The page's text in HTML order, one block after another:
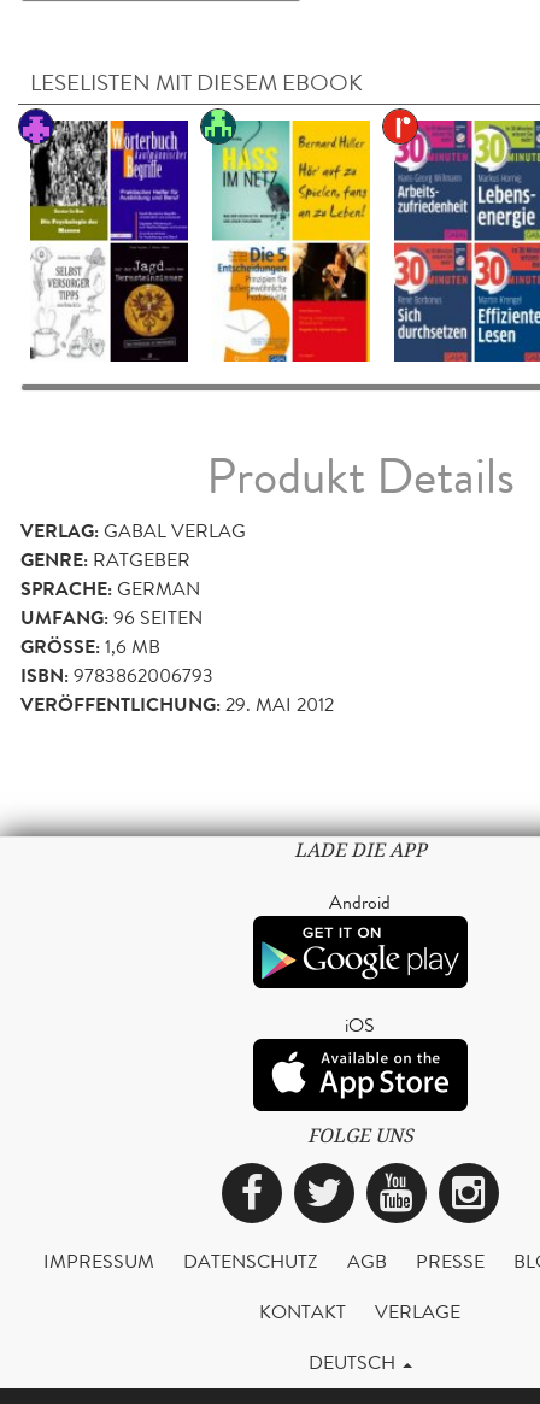
LESELISTEN MIT DIESEM EBOOK
Produkt Details
VERLAG:GABAL VERLAG
GENRE: RATGEBER
SPRACHE:GERMAN
UMFANG:96 SEITEN
GRÖSSE: 1,6 MB
ISBN:9783862006793
VERÖFFENTLICHUNG:29. MAI 2012
LADE DIE APP
Android
iOS
FOLGE UNS
Facebook
Twitter
IMPRESSUM DATENSCHUTZ AGB PRESSE
KONTAKT
VERLAGE
DEUTSCH